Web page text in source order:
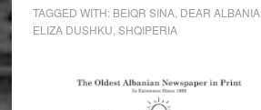
TAGGED WITH: BEIQR SINA, DEAR ALBANIA,
ELIZA DUSHKU SHQIPERIA